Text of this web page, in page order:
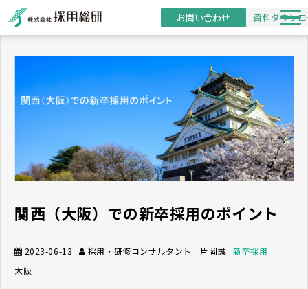
お問い合わせ 資料ダウン
研修事業
導入事例
採用・研修コラム
お役立ち資料
関西（大阪）での新卒採用のポイント
2023-06-13 採用・研修コンサルタント 片岡誠 新卒採用
大阪